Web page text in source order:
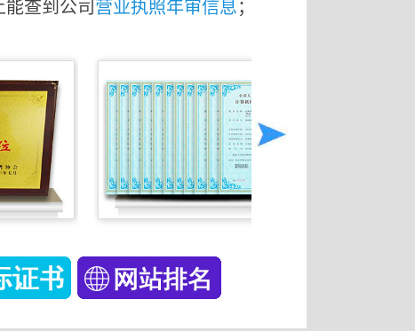
查到公司 营业执照年审信息；